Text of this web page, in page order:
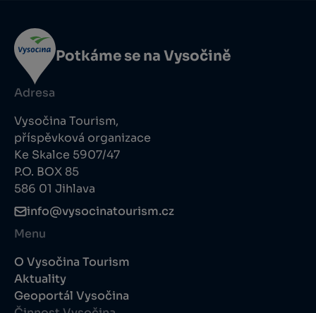
Potkáme se na Vysočině
Adresa
Vysočina Tourism,
příspěvková organizace
Ke Skalce 5907/47
P.O. BOX 85
586 01 Jihlava
info@vysocinatourism.cz
Menu
O Vysočina Tourism
Aktuality
Geoportál Vysočina